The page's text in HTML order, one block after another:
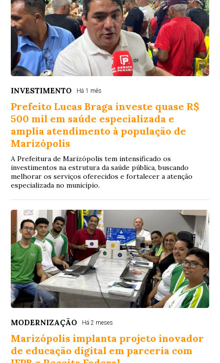
INVESTIMENTO Há 1 mês
Prefeito Lucas Braga investe quase R$
500 mil em saúde especializada e
amplia atendimento à população de
Marizópolis
A Prefeitura de Marizópolis tem intensificado os
investimentos na estrutura da saúde pública, buscando
melhorar os serviços oferecidos e fortalecer a atenção
especializada no município.
MODERNIZAÇÃO Há 2 meses
Marizópolis implanta projeto inovador
de educação digital em parceria com